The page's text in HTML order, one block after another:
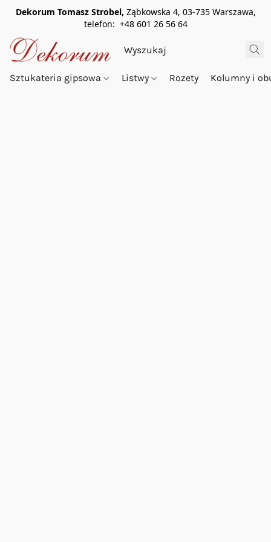
Dekorum Tomasz Strobel, Ząbkowska 4, 03-735 Warszawa,
telefon: +48 601 26 56 64
Sztukateria gipsowa Listwy Rozety Kolumny i